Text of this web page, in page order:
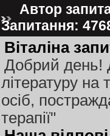
Автор
Запитання:
Віталіна
Добрий день!
літературу на
осіб,
терапії"